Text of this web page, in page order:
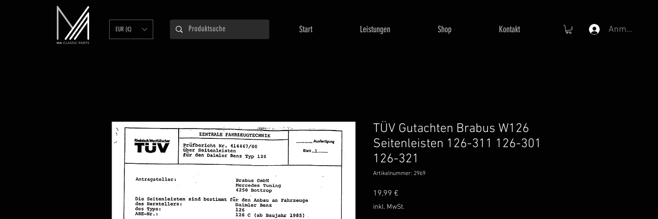
EUR (€) Start Leistungen Shop Kontakt Anmelden
TÜV Gutachten Brabus W126
Seitenleisten 126-311 126-301
126-321
Artikelnummer: 2969
19,99 €
inkl. MwSt.